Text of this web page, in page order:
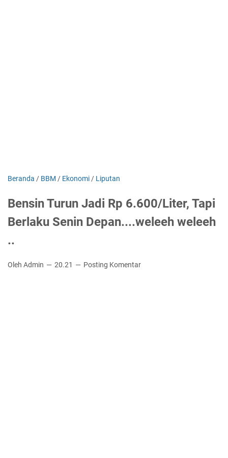
Beranda / BBM / Ekonomi / Liputan
Bensin Turun Jadi Rp 6.600/Liter, Tapi
Berlaku Senin Depan....weleeh weleeh
..
Oleh Admin 20.21 Posting Komentar